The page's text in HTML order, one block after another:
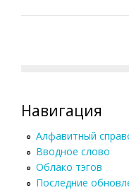
Навигация
Алфавитный
Вводное слово
Облако тэгов
Последние